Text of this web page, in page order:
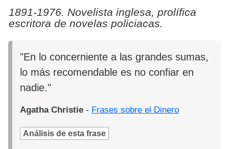
1891-1976. Novelista inglesa, prolífica
escritora de novelas policiacas.
"En lo concerniente a las grandes sumas,
lo más recomendable es no confiar en
nadie."
Agatha Christie - Frases sobre el Dinero
Análisis de esta frase